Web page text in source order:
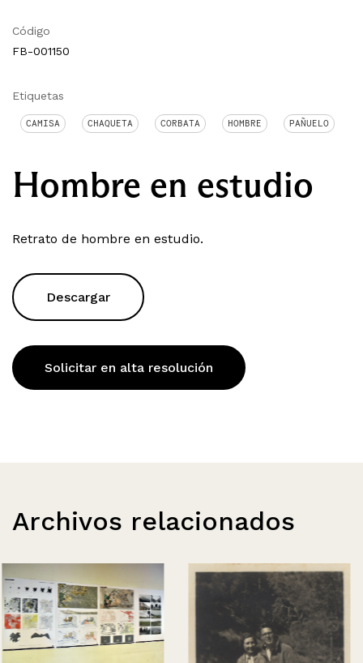
Código
FB-001150
Etiquetas
CAMISA CHAQUETA CORBATA HOMBRE PAÑUELO
Hombre en estudio
Retrato de hombre en estudio.
Descargar
Solicitar en alta resolución
Archivos relacionados